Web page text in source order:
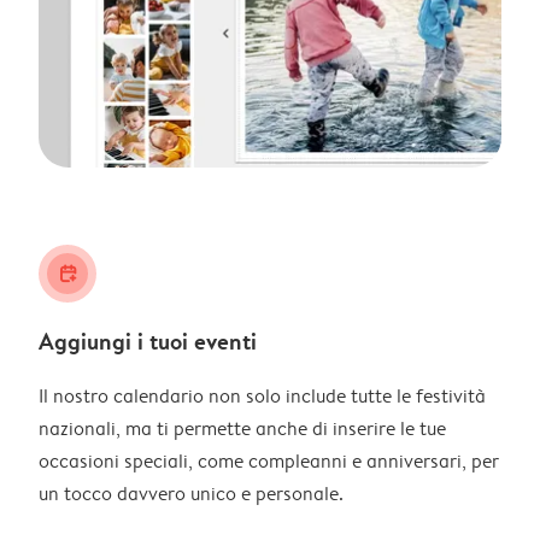
calendar_plus
Aggiungi i tuoi eventi
Il nostro calendario non solo include tutte le festività
nazionali, ma ti permette anche di inserire le tue
occasioni speciali, come compleanni e anniversari, per
un tocco davvero unico e personale.